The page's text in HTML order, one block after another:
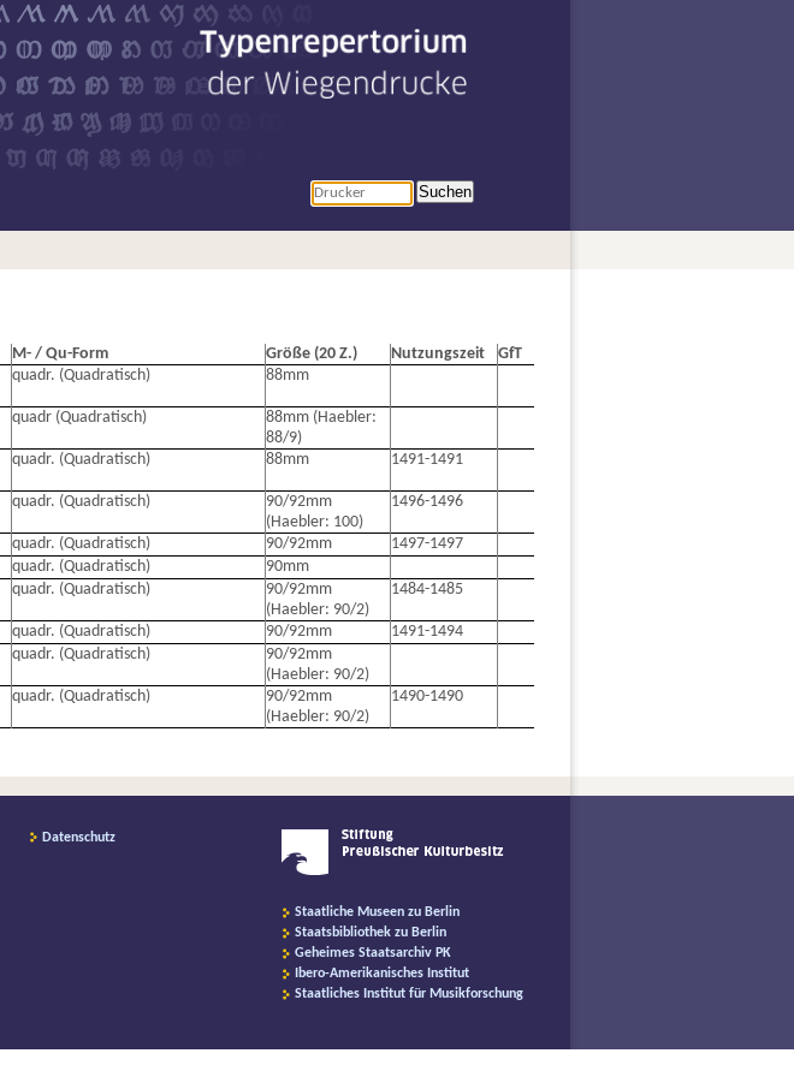
Typenrepertorium
der Wiegendrucke
Suchen
M- / Qu-Form Größe (20 Z.) Nutzungszeit
GfT
quadr. (Quadratisch) 88mm
quadr (Quadratisch)
88mm (Haebler:
88/9)
quadr. (Quadratisch) 88mm 1491-1491
quadr. (Quadratisch)
90/92mm
(Haebler: 100)
1496-1496
quadr. (Quadratisch) 90/92mm
1497-1497
quadr. (Quadratisch)
90mm
quadr. (Quadratisch)
90/92mm
(Haebler: 90/2)
1484-1485
quadr. (Quadratisch) 90/92mm
1491-1494
quadr. (Quadratisch)
90/92mm
(Haebler: 90/2)
quadr. (Quadratisch)
90/92mm
(Haebler: 90/2)
1490-1490
Datenschutz
Staatliche Museen zu Berlin
Staatsbibliothek zu Berlin
Geheimes Staatsarchiv PK
Ibero-Amerikanisches Institut
Staatliches Institut für Musikforschung